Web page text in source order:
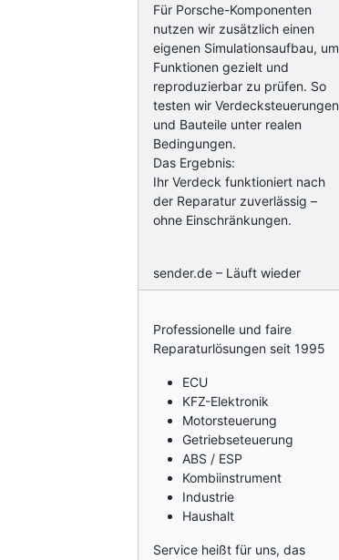
Für Porsche-Komponenten
nutzen wir zusätzlich einen
eigenen Simulationsaufbau, um
Funktionen gezielt und
reproduzierbar zu prüfen. So
testen wir Verdecksteuerungen
und Bauteile unter realen
Bedingungen.
Das Ergebnis:
Ihr Verdeck funktioniert nach
der Reparatur zuverlässig –
ohne Einschränkungen.
sender.de – Läuft wieder
Professionelle und faire
Reparaturlösungen seit 1995
ECU
KFZ-Elektronik
Motorsteuerung
Getriebseteuerung
ABS / ESP
Kombiinstrument
Industrie
Haushalt
Service heißt für uns, das